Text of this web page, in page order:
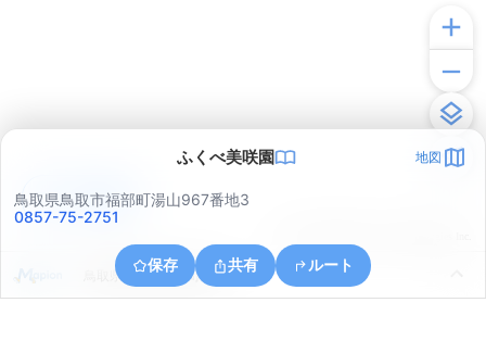
ふくべ美咲園 地図
鳥取県鳥取市福部町湯山967番地3
0857-75-2751
保存 共有 ルート
鳥取県鳥取市福部町湯山
アプリで見る